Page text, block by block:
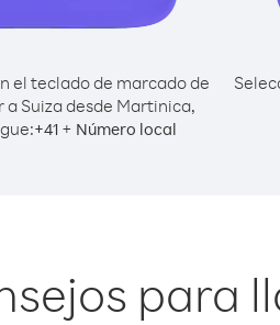
el teclado de marcado de
a Suiza desde Martinica,
+41 + Número local
para